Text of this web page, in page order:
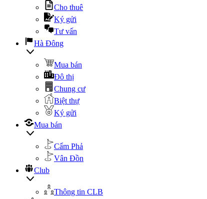
Cho thuê
Ký gửi
Tư vấn
Hà Đông
Mua bán
Đô thị
Chung cư
Biệt thự
Ký gửi
Mua bán
Cẩm Phả
Vân Đồn
Club
Thông tin CLB